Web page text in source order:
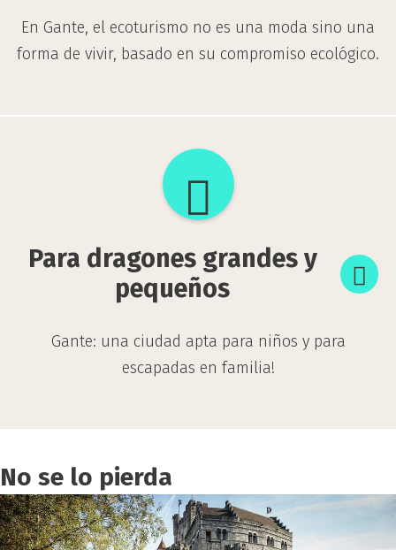
En Gante, el ecoturismo no es una moda sino una
forma de vivir, basado en su compromiso ecológico.
Para dragones grandes y
pequeños
Gante: una ciudad apta para niños y para
escapadas en familia!
grandes
No se lo pierda